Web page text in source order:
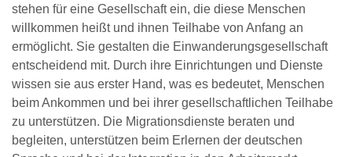
stehen für eine Gesellschaft ein, die diese Menschen
willkommen heißt und ihnen Teilhabe von Anfang an
ermöglicht. Sie gestalten die Einwanderungsgesellschaft
entscheidend mit. Durch ihre Einrichtungen und Dienste
wissen sie aus erster Hand, was es bedeutet, Menschen
beim Ankommen und bei ihrer gesellschaftlichen Teilhabe
zu unterstützen. Die Migrationsdienste beraten und
begleiten, unterstützen beim Erlernen der deutschen